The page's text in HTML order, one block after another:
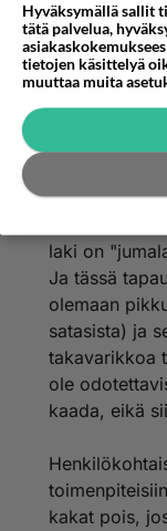
maalaillen
kulkea
heiltä
kaupoista
vastaan on
ankarampia
mihinkään
Sinulla on
laki on
Ja tässä
olemaan
satasista) ja
takavarikkoa
ole
kaada, eikä
kakat pois,
Hyväksymällä sallit
tätä palvelua,
tietojen käsittelyä
muuttaa muita